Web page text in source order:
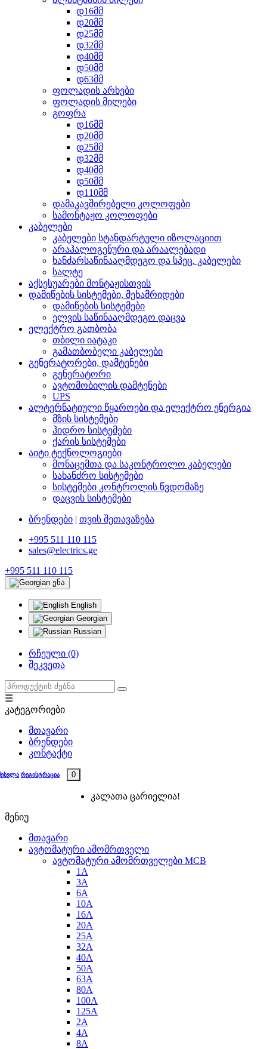
დ16მმ
დ20მმ
დ25მმ
დ32მმ
დ40მმ
დ50მმ
დ63მმ
ფოლადის არხები
ფოლადის მილები
გოფრა
დ16მმ
დ20მმ
დ25მმ
დ32მმ
დ40მმ
დ50მმ
დ110მმ
დამაკავშირებელი კოლოფები
სამონტაჟო კოლოფები
კაბელები
კაბელები სტანდარტული იზოლაციით
არაჰალოგენური და არაალებადი
ხანძარსაწინააღმდეგო და სპეც. კაბელები
სალტე
აქსესუარები მონტაჟისთვის
დამიწების სისტემები, მეხამრიდები
დამიწების სისტემები
ელვის საწინააღმდეგო დაცვა
ელექტრო გათბობა
თბილი იატაკი
გამათბობელი კაბელები
გენერატორები, დამტენები
გენერატორი
ავტომობილის დამტენები
UPS
ალტერნატიული წყაროები და ელექტრო ენერგია
მზის სისტემები
ჰიდრო სისტემები
ქარის სისტემები
აიტი ტექნოლოგიები
მონაცემთა და საკონტროლო კაბელები
სახანძრო სისტემები
სისტემები კონტროლის წვდომაზე
დაცვის სისტემები
ბრენდები | თვის შეთავაზება
+995 511 110 115
sales@electrics.ge
+995 511 110 115
ენა
English
Georgian
Russian
რჩეული (0)
შეკვეთა
☰
კატეგორიები
მთავარი
ბრენდები
კონტაქტი
რეგისტრაცია 0
კალათა ცარიელია!
მენიუ
მთავარი
ავტომატური ამომრთველი
ავტომატური ამომრთველები MCB
1A
3A
6A
10A
16A
20A
25А
32A
40A
50A
63A
80A
100A
125A
2A
4A
8A